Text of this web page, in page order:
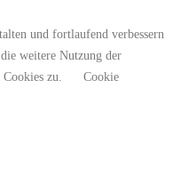
und fortlaufend verbessern
weitere Nutzung der
zu.
Cookie